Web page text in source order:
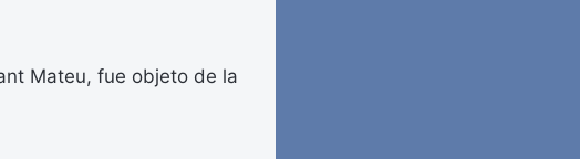
Mateu, fue objeto de la